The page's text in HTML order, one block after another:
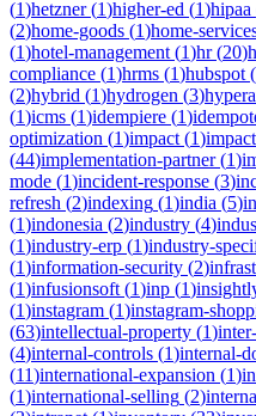
(1)hetzner(1)higher-ed (1)hipaa
(2)home-goods (1)home-
(1)hotel-management (1)hr(20)
compliance (1)hrms (1)hubspot (
(2)hybrid (1)hydrogen (3)
(1)icms (1)idempiere (1)
optimization (1)impact (1)
(44)implementation-partner(1)
mode (1)incident-response (3)
refresh (2)indexing (1)india (5)
(1)indonesia (2)industry (4)
(1)industry-erp (1)industry-
(1)information-security (2)
(1)infusionsoft (1)inp (1)
(1)instagram (1)instagram-
(63)intellectual-property (1)
(4)internal-controls (1)internal-
(11)international-expansion (1)
(1)international-selling (2)